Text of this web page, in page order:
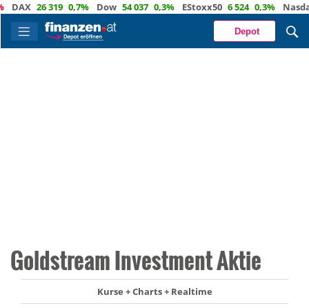
26 319 0,7% Dow 54 037 0,3% EStoxx50 6 524 0,3% Nasdaq
Depot
Goldstream Investment Aktie
Kurse + Charts + Realtime